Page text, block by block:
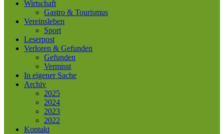
Wirtschaft
Gastro & Tourismus
Vereinsleben
Sport
Leserpost
Verloren & Gefunden
Gefunden
Vermisst
In eigener Sache
Archiv
2025
2024
2023
2022
Kontakt